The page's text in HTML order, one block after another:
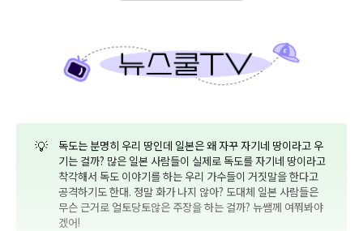
💡
독도는 분명히 우리 땅인데 일본은 왜 자꾸 자기네 땅이라고 우
기는 걸까? 많은 일본 사람들이 실제로 독도를 자기네 땅이라고
착각해서 독도 이야기를 하는 우리 가수들이 거짓말을 한다고
공격하기도 한대. 정말 화가 나지 않아? 도대체 일본 사람들은
무슨 근거로 얼토당토않은 주장을 하는 걸까? 뉴쌤께 여쭤봐야
겠어!